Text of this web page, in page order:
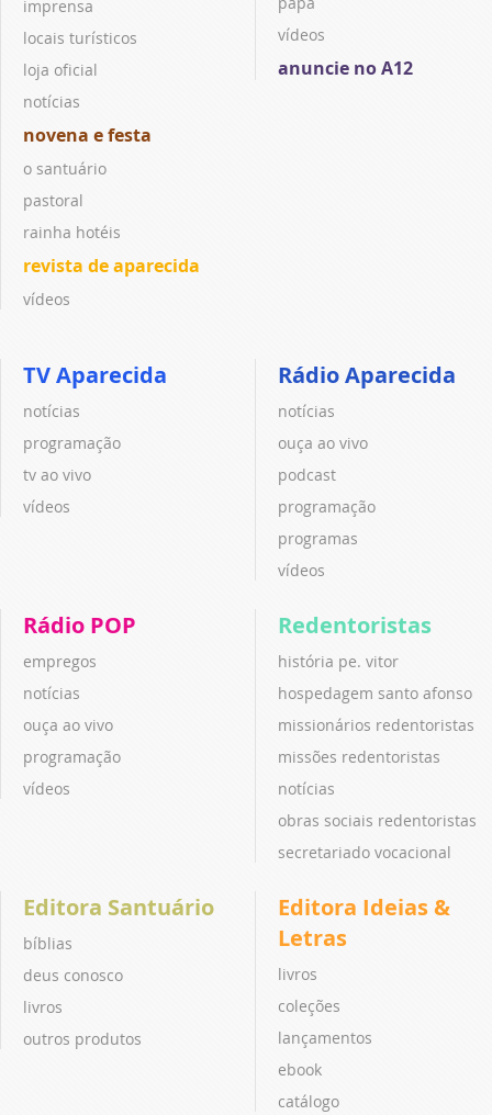
imprensa
locais turísticos
loja oficial
notícias
novena e festa
o santuário
pastoral
rainha hotéis
revista de aparecida
vídeos
vídeos
anuncie no A12
TV Aparecida
notícias
programação
tv ao vivo
vídeos
Rádio Aparecida
notícias
ouça ao vivo
podcast
programação
programas
vídeos
Rádio POP
empregos
notícias
ouça ao vivo
programação
vídeos
Redentoristas
história pe. vitor
hospedagem santo afonso
missionários redentoristas
missões redentoristas
notícias
obras sociais redentoristas
secretariado vocacional
Editora Santuário
bíblias
deus conosco
livros
outros produtos
Editora Ideias &
Letras
livros
coleções
lançamentos
ebook
catálogo